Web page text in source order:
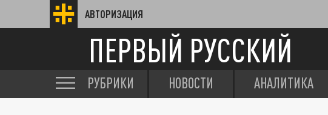
АВТОРИЗАЦИЯ
ПЕРВЫЙ РУССКИЙ
РУБРИКИ НОВОСТИ АНАЛИТИКА